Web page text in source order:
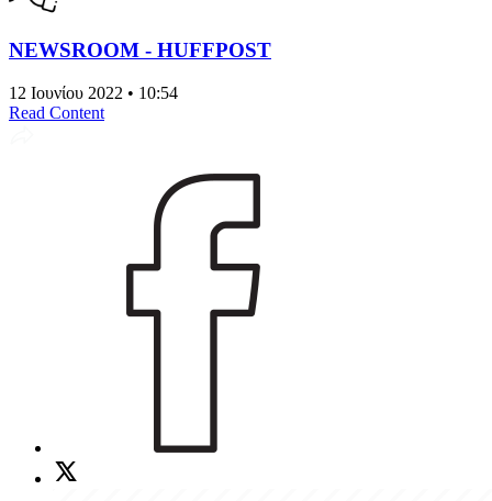
NEWSROOM - HUFFPOST
12 Ιουνίου 2022 • 10:54
Read Content